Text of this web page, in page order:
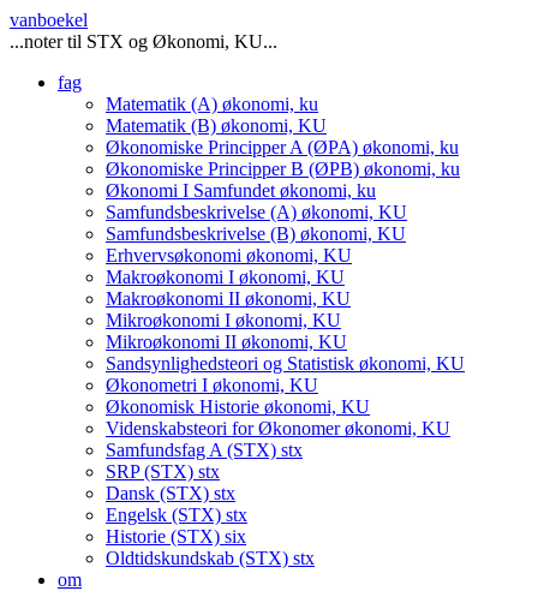
vanboekel
...noter til STX og Økonomi, KU...
fag
Matematik (A) økonomi, ku
Matematik (B) økonomi, KU
Økonomiske Principper A (ØPA) økonomi, ku
Økonomiske Principper B (ØPB) økonomi, ku
Økonomi I Samfundet økonomi, ku
Samfundsbeskrivelse (A) økonomi, KU
Samfundsbeskrivelse (B) økonomi, KU
Erhvervsøkonomi økonomi, KU
Makroøkonomi I økonomi, KU
Makroøkonomi II økonomi, KU
Mikroøkonomi I økonomi, KU
Mikroøkonomi II økonomi, KU
Sandsynlighedsteori og Statistisk økonomi, KU
Økonometri I økonomi, KU
Økonomisk Historie økonomi, KU
Videnskabsteori for Økonomerøkonomi, KU
Samfundsfag A (STX) stx
SRP (STX) stx
Dansk (STX) stx
Engelsk (STX) stx
Historie (STX) six
Oldtidskundskab (STX) stx
om